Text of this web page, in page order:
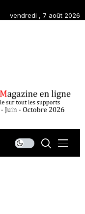
vendredi , 7 août 2026